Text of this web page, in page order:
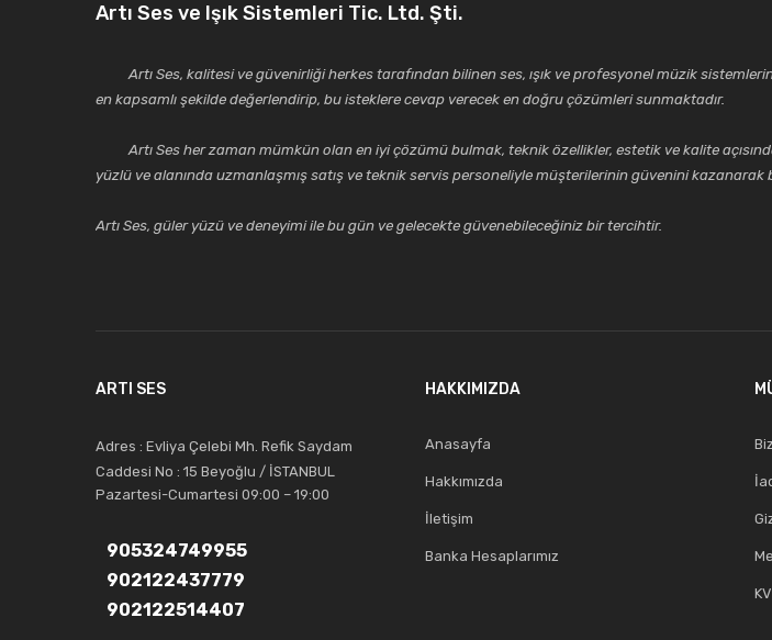
Bu ürüne benzer farklı alternatifler olmalı.
Gönder
Artı Ses ve Işık Sistemleri Tic. Ltd. Şti.
Artı Ses, kalitesi ve güvenirliği herkes tarafından bilinen ses, ışık ve profesyonel müzik
en kapsamlı şekilde değerlendirip, bu isteklere cevap verecek en doğru çözümleri sunmaktadır.
Artı Ses her zaman mümkün olan en iyi çözümü bulmak, teknik özellikler, estetik ve kalite
yüzlü ve alanında uzmanlaşmış satış ve teknik servis personeliyle müşterilerinin güvenini kazanarak
Artı Ses, güler yüzü ve deneyimi ile bu gün ve gelecekte güvenebileceğiniz bir tercihtir.
ARTI SES
Adres : Evliya Çelebi Mh. Refik Saydam
Caddesi No : 15 Beyoğlu / İSTANBUL
Pazartesi-Cumartesi 09:00 – 19:00
905324749955
902122437779
902122514407
HAKKIMIZDA
Anasayfa
Hakkımızda
İletişim
Banka Hesaplarımız